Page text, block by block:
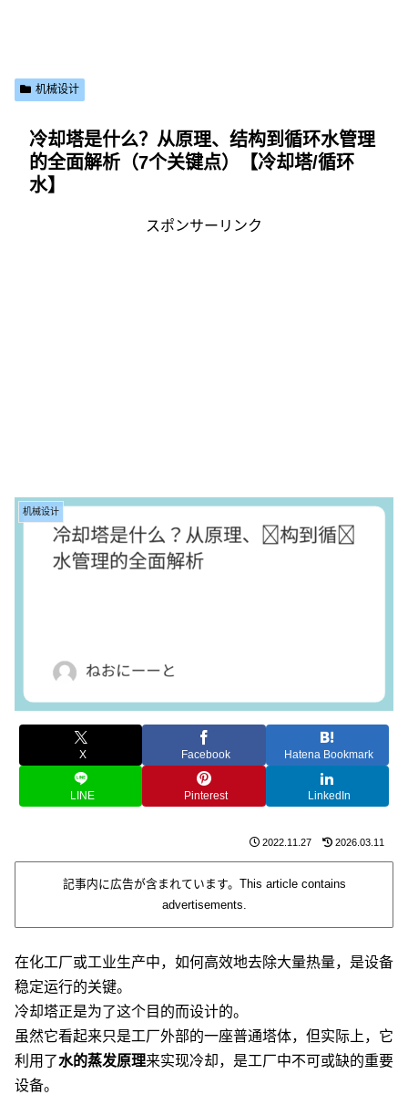
机械设计
冷却塔是什么？从原理、结构到循环水管理
的全面解析（7个关键点）【冷却塔/循环
水】
スポンサーリンク
机械设计
X Facebook Hatena Bookmark
LINE Pinterest LinkedIn
2022.11.27 2026.03.11
記事内に広告が含まれています。This article contains
advertisements.
在化工厂或工业生产中，如何高效地去除大量热量，是设备
稳定运行的关键。
冷却塔正是为了这个目的而设计的。
虽然它看起来只是工厂外部的一座普通塔体，但实际上，它
利用了水的蒸发原理来实现冷却，是工厂中不可或缺的重要
设备。